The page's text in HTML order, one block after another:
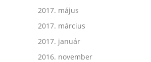
2017. május
2017. március
2017. január
2016. november